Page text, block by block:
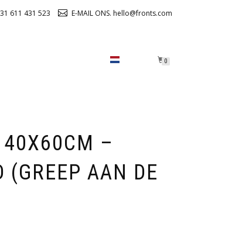
611 431 523 E-MAIL ONS. hello@fronts.com
0
40X60CM –
(GREEP AAN DE